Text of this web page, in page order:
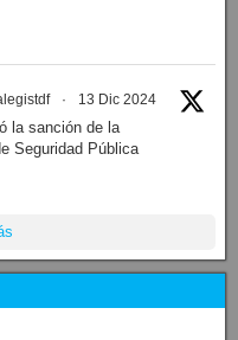
· 13 Dic 2024
la sanción de la
Seguridad Pública